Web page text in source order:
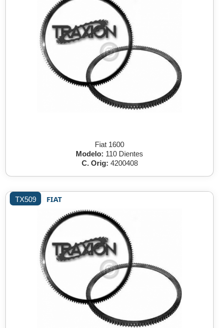
Fiat 1600
Modelo: 110 Dientes
C. Orig: 4200408
TX509 FIAT